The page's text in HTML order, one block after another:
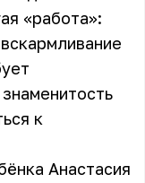
«работа»:
к
Анастасия